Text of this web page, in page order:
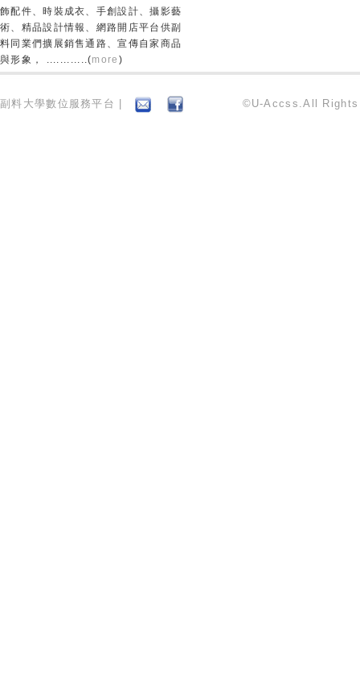
飾配件、時裝成衣、手創設計、攝影藝
術、精品設計情報、網路開店平台供副
料同業們擴展銷售通路、宣傳自家商品
與形象， ............(more )
副料大學數位服務平台 | ©U-Accss.All Rights